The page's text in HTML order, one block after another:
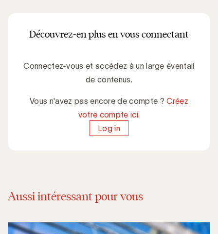
Découvrez-en plus en vous connectant
Connectez-vous et accédez à un large éventail
de contenus.
Vous n'avez pas encore de compte ?Créez
votre compte ici.
Log in
Aussi intéressant pour vous